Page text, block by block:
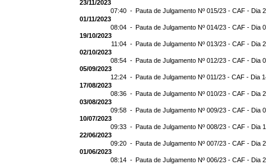
23/11/2023
07:40 - Pauta de Julgamento Nº 015/23 - CAF - Dia
01/11/2023
08:04 - Pauta de Julgamento Nº 014/23 - CAF - Dia
19/10/2023
11:04 - Pauta de Julgamento Nº 013/23 - CAF - Dia
02/10/2023
08:54 - Pauta de Julgamento Nº 012/23 - CAF - Dia
05/09/2023
12:24 - Pauta de Julgamento Nº 011/23 - CAF - Dia
17/08/2023
08:36 - Pauta de Julgamento Nº 010/23 - CAF - Dia
03/08/2023
09:58 - Pauta de Julgamento Nº 009/23 - CAF - Dia
10/07/2023
09:33 - Pauta de Julgamento Nº 008/23 - CAF - Dia
22/06/2023
09:20 - Pauta de Julgamento Nº 007/23 - CAF - Dia
01/06/2023
08:14 - Pauta de Julgamento Nº 006/23 - CAF - Dia